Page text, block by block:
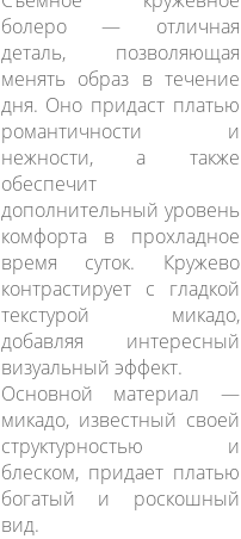
болеро — отличная
деталь, позволяющая
менять образ в течение
дня. Оно придаст платью
романтичности и
нежности, а также
обеспечит
дополнительный уровень
комфорта в прохладное
время суток. Кружево
контрастирует с гладкой
текстурой микадо,
добавляя интересный
визуальный эффект.
Основной материал —
микадо, известный своей
структурностью и
блеском, придает платью
богатый и роскошный
вид.